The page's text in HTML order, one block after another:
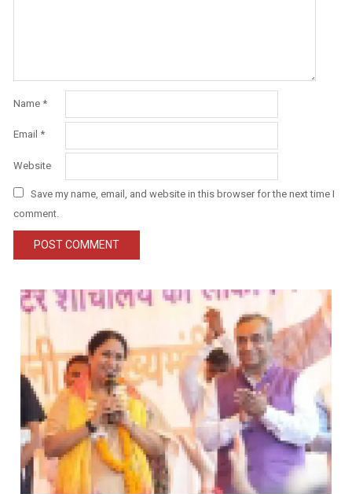
Name *
Email *
Website
Save my name, email, and website in this browser for the next time I
comment.